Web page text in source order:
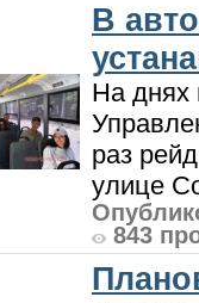
В
На днях
раз
улице
843